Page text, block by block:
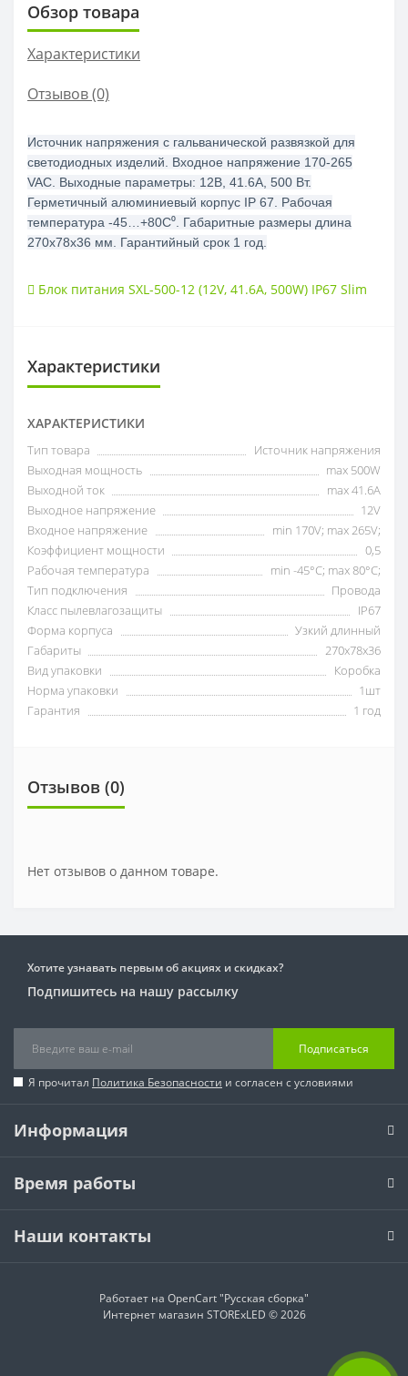
Обзор товара
Характеристики
Отзывов (0)
Источник напряжения с гальванической развязкой для
светодиодных изделий. Входное напряжение 170-265
VAC. Выходные параметры: 12В, 41.6А, 500 Вт.
Герметичный алюминиевый корпус IP 67. Рабочая
температура -45…+80C⁰. Габаритные размеры длина
270х78х36 мм. Гарантийный срок 1 год.
Блок питания SXL-500-12 (12V, 41.6A, 500W) IP67 Slim
Характеристики
ХАРАКТЕРИСТИКИ
Тип товара
Источник напряжения
Выходная мощность
max 500W
Выходной ток
max 41.6А
Выходное напряжение
12V
Входное напряжение
min 170V; max 265V;
Коэффициент мощности
0,5
Рабочая температура
min -45°C; max 80°C;
Тип подключения
Провода
Класс пылевлагозащиты
IP67
Форма корпуса
Узкий длинный
Габариты
270х78х36
Вид упаковки
Коробка
Норма упаковки
1шт
Гарантия
1 год
Отзывов (0)
Нет отзывов о данном товаре.
Хотите узнавать первым об акциях и скидках?
Подпишитесь на нашу рассылку
Подписаться
Я прочитал Политика Безопасности и согласен с условиями
Информация
Время работы
Наши контакты
Работает на OpenCart "Русская сборка"
Интернет магазин STORExLED © 2026